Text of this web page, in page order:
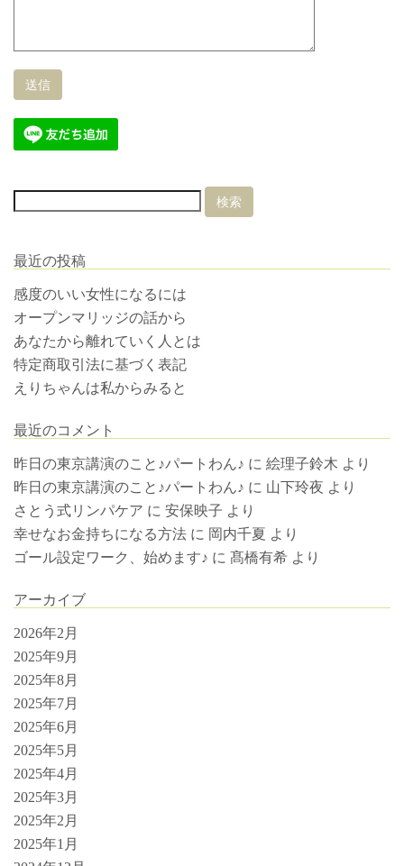
最近の投稿
感度のいい女性になるには
オープンマリッジの話から
あなたから離れていく人とは
特定商取引法に基づく表記
えりちゃんは私からみると
最近のコメント
昨日の東京講演のこと♪パートわん♪ に 絵理子鈴木 より
昨日の東京講演のこと♪パートわん♪ に 山下玲夜 より
さとう式リンパケア に 安保映子 より
幸せなお金持ちになる方法 に 岡内千夏 より
ゴール設定ワーク、始めます♪ に 髙橋有希 より
アーカイブ
2026年2月
2025年9月
2025年8月
2025年7月
2025年6月
2025年5月
2025年4月
2025年3月
2025年2月
2025年1月